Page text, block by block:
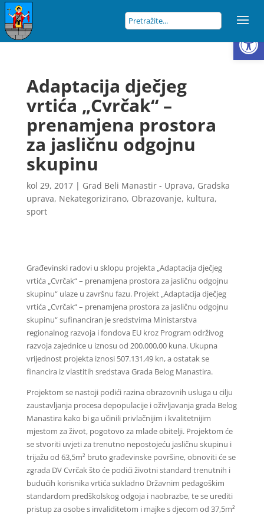
Adaptacija dječjeg
vrtića „Cvrčak“ –
prenamjena prostora
za jasličnu odgojnu
skupinu
kol 29, 2017| Grad Beli Manastir - Uprava, Gradska
uprava, Nekategorizirano, Obrazovanje, kultura,
sport
Građevinski radovi u sklopu projekta „Adaptacija dječjeg
vrtića „Cvrčak“ – prenamjena prostora za jasličnu odgojnu
skupinu“ ulaze u završnu fazu. Projekt „Adaptacija dječjeg
vrtića „Cvrčak“ – prenamjena prostora za jasličnu odgojnu
skupinu“ sufinanciran je sredstvima Ministarstva
regionalnog razvoja i fondova EU kroz Program održivog
razvoja zajednice u iznosu od 200.000,00 kuna. Ukupna
vrijednost projekta iznosi 507.131,49 kn, a ostatak se
financira iz vlastitih sredstava Grada Belog Manastira.
Projektom se nastoji podići razina obrazovnih usluga u cilju
zaustavljanja procesa depopulacije i oživljavanja grada Belog
Manastira kako bi ga učinili privlačnijim i kvalitetnijim
mjestom za život, pogotovo za mlade obitelji. Projektom će
se stvoriti uvjeti za trenutno nepostojeću jasličnu skupinu i
trijažu od 63,5m² bruto građevinske površine, obnoviti će se
zgrada DV Cvrčak što će podići životni standard trenutnih i
budućih korisnika vrtića sukladno Državnim pedagoškim
standardom predškolskog odgoja i naobrazbe, te se urediti
pristup za osobe s invaliditetom i majke s djecom od 37,5m²